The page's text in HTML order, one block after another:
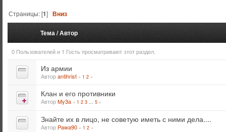
Страницы: [1]Вниз
Тема/Автор
0 Пользователей и 1 Гость просматривают этот раздел.
Из армии
Авторantihrist « 1 2 »
Клан и его противники
АвторMy3a « 1 2 3 ... 5 »
Знайте их в лицо, не советую иметь с ними дела....
Автор Pawa90 « 1 2 »